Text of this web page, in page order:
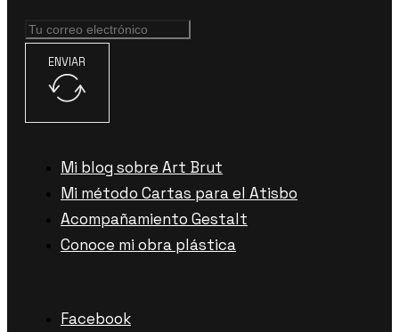
ENVIAR
Mi blog sobre Art Brut
Mi método Cartas para el Atisbo
Acompañamiento Gestalt
Conoce mi obra plástica
Facebook